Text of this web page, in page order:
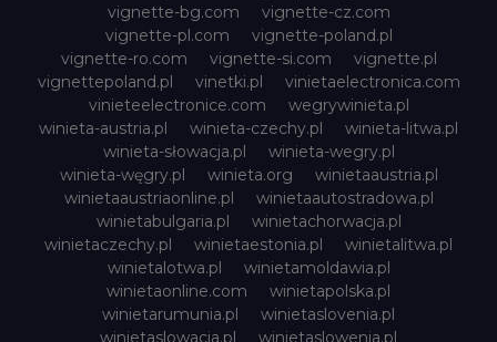
vignette-bg.com
vignette-cz.com
vignette-pl.com
vignette-poland.pl
vignette-ro.com
vignette-si.com
vignette.pl
vignettepoland.pl
vinetki.pl
vinietaelectronica.com
vinieteelectronice.com
wegrywinieta.pl
winieta-austria.pl
winieta-czechy.pl
winieta-litwa.pl
winieta-słowacja.pl
winieta-wegry.pl
winieta-węgry.pl
winieta.org
winietaaustria.pl
winietaaustriaonline.pl
winietaautostradowa.pl
winietabulgaria.pl
winietachorwacja.pl
winietaczechy.pl
winietaestonia.pl
winietalitwa.pl
winietalotwa.pl
winietamoldawia.pl
winietaonline.com
winietapolska.pl
winietarumunia.pl
winietaslovenia.pl
winietaslowacja.pl
winietaslowenia.pl